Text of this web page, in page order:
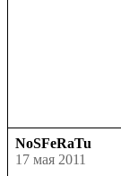
NoSFeRaTu
17 мая 2011